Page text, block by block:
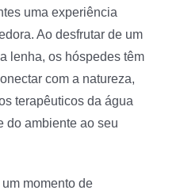
uma experiência
Ao desfrutar de um
lenha, os hóspedes têm
com a natureza,
terapêuticos da água
do ambiente ao seu
momento de